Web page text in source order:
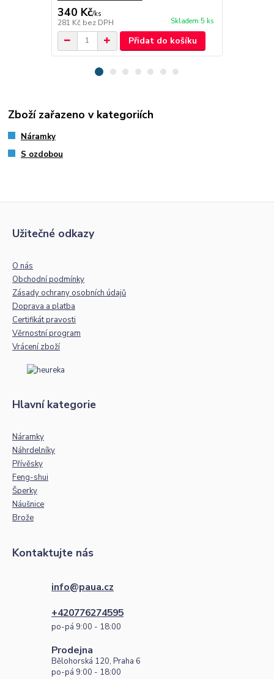
340 Kč/ks
281 Kč bez DPH Skladem 5 ks
Přidat do košíku
Zboží zařazeno v kategoriích
Náramky
S ozdobou
Užitečné odkazy
O nás
Obchodní podmínky
Zásady ochrany osobních údajů
Doprava a platba
Certifikát pravosti
Věrnostní program
Vrácení zboží
Hlavní kategorie
Náramky
Náhrdelníky
Přívěsky
Feng-shui
Šperky
Náušnice
Brože
Kontaktujte nás
info@paua.cz
+420776274595
po-pá 9:00 - 18:00
Prodejna
Bělohorská 120, Praha 6
po-pá 9:00 - 18:00